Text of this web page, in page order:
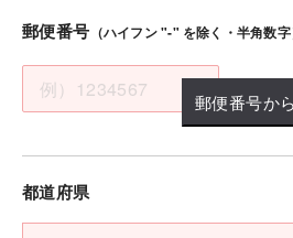
郵便番号 （ハイフン "-" を除く・半角数字
郵便番号か
都道府県